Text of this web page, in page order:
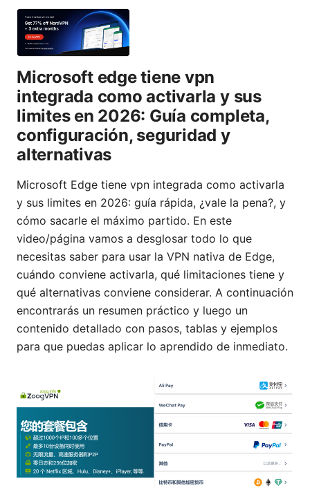
Microsoft edge tiene vpn
integrada como activarla y sus
limites en 2026: Guía completa,
configuración, seguridad y
alternativas
Microsoft Edge tiene vpn integrada como activarla
y sus limites en 2026: guía rápida, ¿vale la pena?, y
cómo sacarle el máximo partido. En este
video/página vamos a desglosar todo lo que
necesitas saber para usar la VPN nativa de Edge,
cuándo conviene activarla, qué limitaciones tiene y
qué alternativas conviene considerar. A continuación
encontrarás un resumen práctico y luego un
contenido detallado con pasos, tablas y ejemplos
para que puedas aplicar lo aprendido de inmediato.